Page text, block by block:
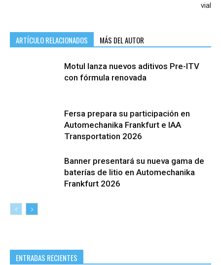
vial
ARTÍCULO RELACIONADOS MÁS DEL AUTOR
Motul lanza nuevos aditivos Pre-ITV
con fórmula renovada
Fersa prepara su participación en
Automechanika Frankfurt e IAA
Transportation 2026
Banner presentará su nueva gama de
baterías de litio en Automechanika
Frankfurt 2026
ENTRADAS RECIENTES